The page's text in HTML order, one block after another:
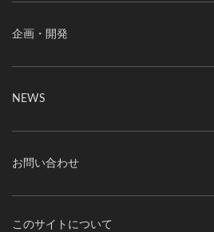
企画・開発
NEWS
お問い合わせ
このサイトについて